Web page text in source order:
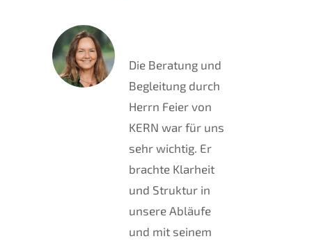
Die Beratung und
Begleitung durch
Herrn Feier von
KERN war für uns
sehr wichtig. Er
brachte Klarheit
und Struktur in
unsere Abläufe
und mit seinem